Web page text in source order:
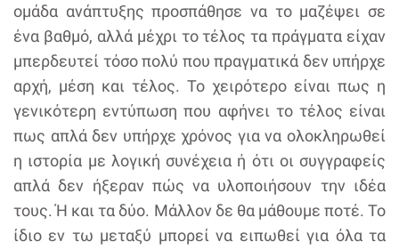
ομάδα ανάπτυξης προσπάθησε να το μαζέψει σε
ένα βαθμό, αλλά μέχρι το τέλος τα πράγματα είχαν
μπερδευτεί τόσο πολύ που πραγματικά δεν υπήρχε
αρχή, μέση και τέλος. Το χειρότερο είναι πως η
γενικότερη εντύπωση που αφήνει το τέλος είναι
πως απλά δεν υπήρχε χρόνος για να ολοκληρωθεί
η ιστορία με λογική συνέχεια ή ότι οι συγγραφείς
απλά δεν ήξεραν πώς να υλοποιήσουν την ιδέα
τους. Ή και τα δύο. Μάλλον δε θα μάθουμε ποτέ. Το
ίδιο εν τω μεταξύ μπορεί να ειπωθεί για όλα τα